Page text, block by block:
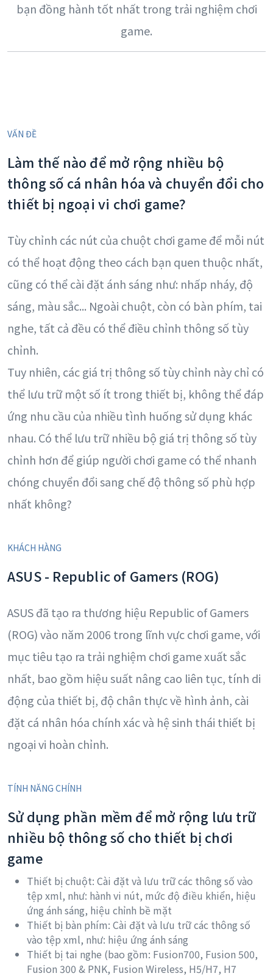
bạn đồng hành tốt nhất trong trải nghiệm chơi
game.
VẤN ĐỀ
Làm thế nào để mở rộng nhiều bộ
thông số cá nhân hóa và chuyển đổi cho
thiết bị ngoại vi chơi game?
Tùy chỉnh các nút của chuột chơi game để mỗi nút
có thể hoạt động theo cách bạn quen thuộc nhất,
cũng có thể cài đặt ánh sáng như: nhấp nháy, độ
sáng, màu sắc... Ngoài chuột, còn có bàn phím, tai
nghe, tất cả đều có thể điều chỉnh thông số tùy
chỉnh.
Tuy nhiên, các giá trị thông số tùy chỉnh này chỉ có
thể lưu trữ một số ít trong thiết bị, không thể đáp
ứng nhu cầu của nhiều tình huống sử dụng khác
nhau. Có thể lưu trữ nhiều bộ giá trị thông số tùy
chỉnh hơn để giúp người chơi game có thể nhanh
chóng chuyển đổi sang chế độ thông số phù hợp
nhất không?
KHÁCH HÀNG
ASUS - Republic of Gamers (ROG)
ASUS đã tạo ra thương hiệu Republic of Gamers
(ROG) vào năm 2006 trong lĩnh vực chơi game, với
mục tiêu tạo ra trải nghiệm chơi game xuất sắc
nhất, bao gồm hiệu suất nâng cao liên tục, tính di
động của thiết bị, độ chân thực về hình ảnh, cài
đặt cá nhân hóa chính xác và hệ sinh thái thiết bị
ngoại vi hoàn chỉnh.
TÍNH NĂNG CHÍNH
Sử dụng phần mềm để mở rộng lưu trữ
nhiều bộ thông số cho thiết bị chơi
game
Thiết bị chuột: Cài đặt và lưu trữ các thông số vào
tệp xml, như: hành vi nút, mức độ điều khiển, hiệu
ứng ánh sáng, hiệu chỉnh bề mặt
Thiết bị bàn phím: Cài đặt và lưu trữ các thông số
vào tệp xml, như: hiệu ứng ánh sáng
Thiết bị tai nghe (bao gồm: Fusion700, Fusion 500,
Fusion 300 & PNK, Fusion Wireless, H5/H7, H7